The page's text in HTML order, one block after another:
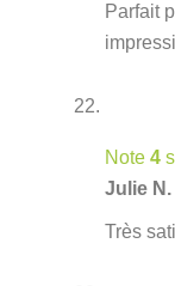
Parfait
Note 4
Julie N.
Très